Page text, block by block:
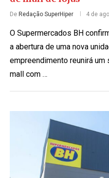
De Redação SuperHiper 4 de
O Supermercados BH
a abertura de uma nova
empreendimento reunirá
mall com …